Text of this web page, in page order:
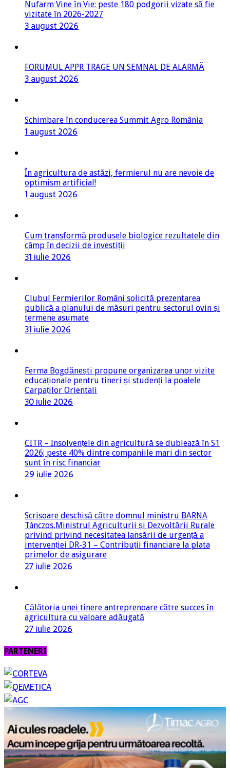
Nufarm Vine în Vie: peste 180 podgorii vizate să fie
vizitate în 2026-2027
3 august 2026
FORUMUL APPR TRAGE UN SEMNAL DE ALARMĂ
3 august 2026
Schimbare în conducerea Summit Agro România
1 august 2026
În agricultura de astăzi, fermierul nu are nevoie de
optimism artificial!
1 august 2026
Cum transformă produsele biologice rezultatele din
câmp în decizii de investiții
31 iulie 2026
Clubul Fermierilor Români solicită prezentarea
publică a planului de măsuri pentru sectorul ovin și
termene asumate
31 iulie 2026
Ferma Bogdănești propune organizarea unor vizite
educaționale pentru tineri și studenți la poalele
Carpaților Orientali
30 iulie 2026
CITR – Insolvențele din agricultură se dublează în S1
2026; peste 40% dintre companiile mari din sector
sunt în risc financiar
29 iulie 2026
Scrisoare deschisă către domnul ministru BARNA
Tánczos,Ministrul Agriculturii și Dezvoltării Rurale
privind privind necesitatea lansării de urgență a
intervenției DR-31 – Contribuții financiare la plata
primelor de asigurare
27 iulie 2026
Călătoria unei tinere antreprenoare către succes în
agricultura cu valoare adăugată
27 iulie 2026
PARTENERI